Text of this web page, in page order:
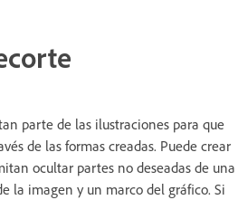
parte de las ilustraciones para que
de las formas creadas. Puede crear
ocultar partes no deseadas de una
la imagen y un marco del gráfico. Si